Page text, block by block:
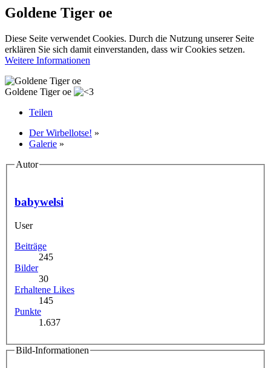
Goldene Tiger oe
Diese Seite verwendet Cookies. Durch die Nutzung unserer Seite
erklären Sie sich damit einverstanden, dass wir Cookies setzen.
Weitere Informationen
Goldene Tiger oe
Teilen
Der Wirbellotse! »
Galerie »
Autor
babywelsi
User
Beiträge
245
Bilder
30
Erhaltene Likes
145
Punkte
1.637
Bild-Informationen